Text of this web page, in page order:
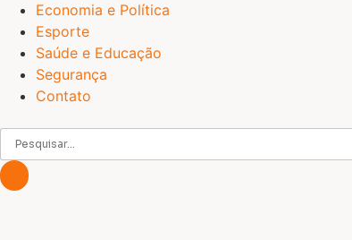
Economia e Política
Esporte
Saúde e Educação
Segurança
Contato